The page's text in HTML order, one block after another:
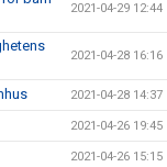
2021-04-29 12:44
2021-04-28 16:16
2021-04-28 14:37
2021-04-26 19:45
2021-04-26 15:15